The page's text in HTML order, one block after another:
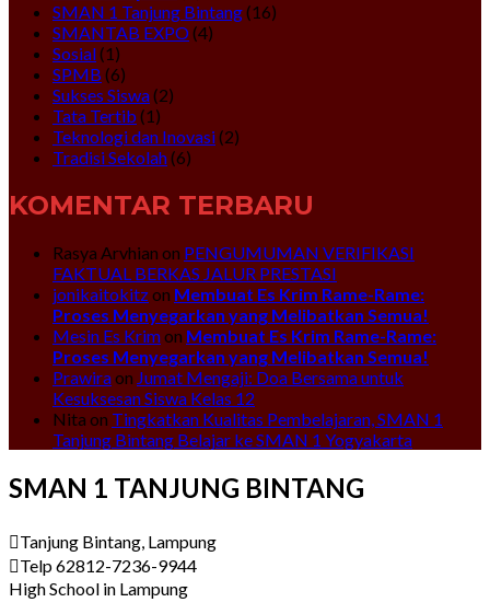
SMAN 1 Tanjung Bintang(16)
SMANTAB EXPO(4)
Sosial(1)
SPMB (6)
Sukses Siswa(2)
Tata Tertib (1)
Teknologi dan Inovasi(2)
Tradisi Sekolah(6)
KOMENTAR TERBARU
Rasya Arvhian on PENGUMUMAN VERIFIKASI
FAKTUAL BERKAS JALUR PRESTASI
jonikaitokitzon Membuat Es Krim Rame-Rame:
Proses Menyegarkan yang Melibatkan Semua!
Mesin Es Krimon Membuat Es Krim Rame-Rame:
Proses Menyegarkan yang Melibatkan Semua!
Prawiraon Jumat Mengaji: Doa Bersama untuk
Kesuksesan Siswa Kelas 12
Nita on Tingkatkan Kualitas Pembelajaran, SMAN 1
Tanjung Bintang Belajar ke SMAN 1 Yogyakarta
SMAN 1 TANJUNG BINTANG
Tanjung Bintang, Lampung
Telp 62812-7236-9944
High School in Lampung